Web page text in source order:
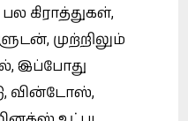
கிராத்துகள்,
முற்றிலும்
இப்போது
வின்டோஸ்,